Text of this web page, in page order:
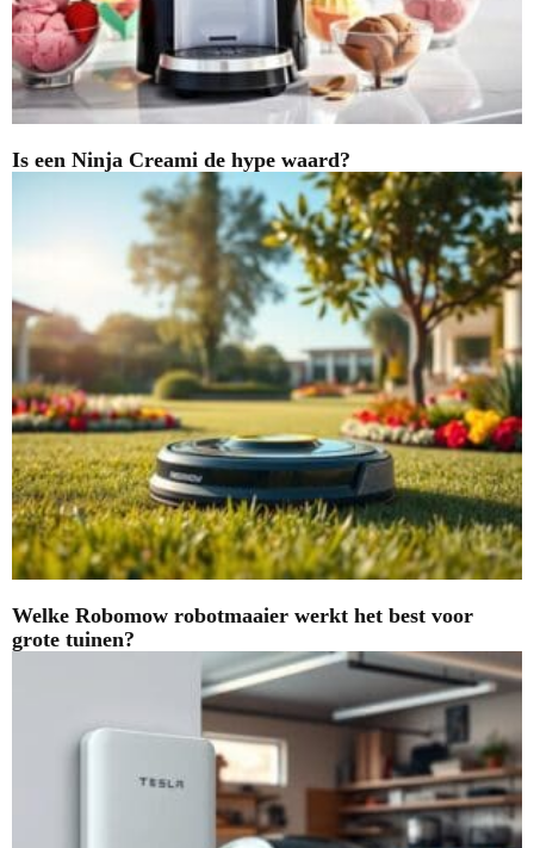
Is een Ninja Creami de hype waard?
Welke Robomow robotmaaier werkt het best voor
grote tuinen?